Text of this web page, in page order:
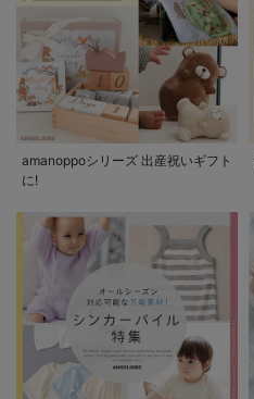
amanoppoシリーズ 出産祝いギフト
に!